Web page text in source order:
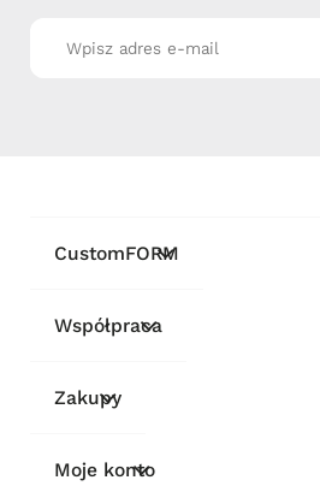
CustomFORM
Współpraca
Zakupy
Moje konto